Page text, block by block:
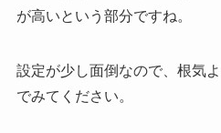
が高いという部分ですね。
設定が少し面倒なので、根気
でみてください。